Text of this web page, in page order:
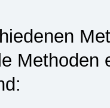
Methoden